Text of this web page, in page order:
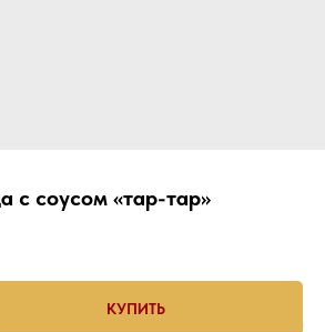
с соусом «тар-тар»
КУПИТЬ